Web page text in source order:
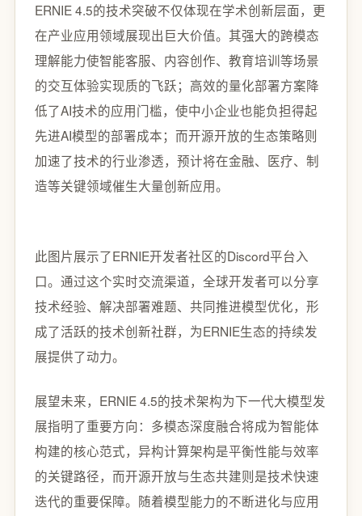
ERNIE 4.5的技术突破不仅体现在学术创新层面，更
在产业应用领域展现出巨大价值。其强大的跨模态
理解能力使智能客服、内容创作、教育培训等场景
的交互体验实现质的飞跃；高效的量化部署方案降
低了AI技术的应用门槛，使中小企业也能负担得起
先进AI模型的部署成本；而开源开放的生态策略则
加速了技术的行业渗透，预计将在金融、医疗、制
造等关键领域催生大量创新应用。
此图片展示了ERNIE开发者社区的Discord平台入
口。通过这个实时交流渠道，全球开发者可以分享
技术经验、解决部署难题、共同推进模型优化，形
成了活跃的技术创新社群，为ERNIE生态的持续发
展提供了动力。
展望未来，ERNIE 4.5的技术架构为下一代大模型发
展指明了重要方向：多模态深度融合将成为智能体
构建的核心范式，异构计算架构是平衡性能与效率
的关键路径，而开源开放与生态共建则是技术快速
迭代的重要保障。随着模型能力的不断进化与应用